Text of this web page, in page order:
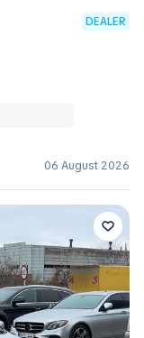
DEALER
06 August 2026